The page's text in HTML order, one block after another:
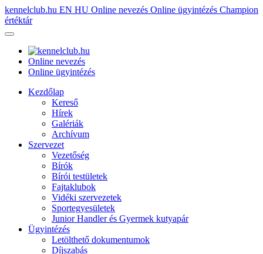
kennelclub.hu EN HU Online nevezés Online ügyintézés Champion
értéktár
Online nevezés
Online ügyintézés
Kezdőlap
Kereső
Hírek
Galériák
Archívum
Szervezet
Vezetőség
Bírók
Bírói testületek
Fajtaklubok
Vidéki szervezetek
Sportegyesületek
Junior Handler és Gyermek kutyapár
Ügyintézés
Letölthető dokumentumok
Díjszabás